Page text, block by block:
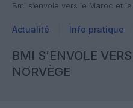
Bmi s’envole vers le Maroc et
Actualité Info pratique
BMI S’ENVOLE
NORVÈGE